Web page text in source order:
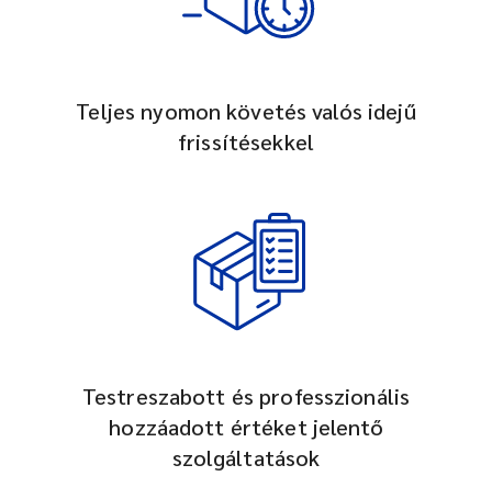
Teljes nyomon követés valós idejű
frissítésekkel
Testreszabott és professzionális
hozzáadott értéket jelentő
szolgáltatások